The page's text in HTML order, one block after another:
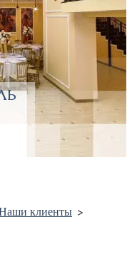
клиенты >